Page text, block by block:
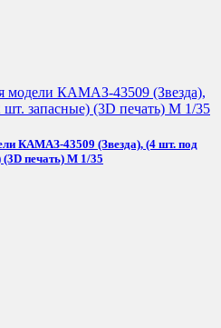
КАМАЗ-43509 (Звезда), (4 шт. под
(3D печать) М 1/35